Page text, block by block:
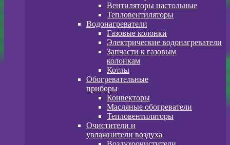
Вентиляторы настольные
Тепловентиляторы
Водонагреватели
Газовые колонки
Электрические водонагреватели
Запчасти к газовым
колонкам
Котлы
Обогревательные
приборы
Конвекторы
Масляные обогреватели
Тепловентиляторы
Очистители и
увлажнители воздуха